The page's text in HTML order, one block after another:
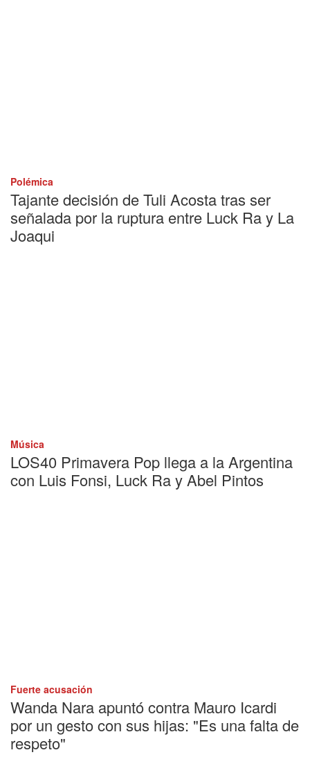
Polémica
Tajante decisión de Tuli Acosta tras ser
señalada por la ruptura entre Luck Ra y La
Joaqui
Música
LOS40 Primavera Pop llega a la Argentina
con Luis Fonsi, Luck Ra y Abel Pintos
Fuerte acusación
Wanda Nara apuntó contra Mauro Icardi
por un gesto con sus hijas: "Es una falta de
respeto"